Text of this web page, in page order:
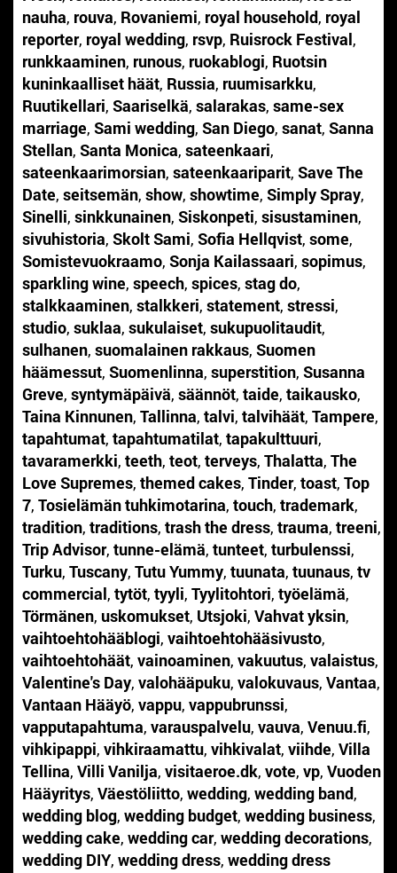
nauha, rouva, Rovaniemi, royal household, royal
reporter, royal wedding, rsvp, Ruisrock Festival,
runkkaaminen, runous, ruokablogi, Ruotsin
kuninkaalliset häät, Russia, ruumisarkku,
Ruutikellari, Saariselkä, salarakas, same-sex
marriage, Sami wedding, San Diego, sanat, Sanna
Stellan, Santa Monica, sateenkaari,
sateenkaarimorsian, sateenkaariparit, Save The
Date, seitsemän, show, showtime, Simply Spray,
Sinelli, sinkkunainen, Siskonpeti, sisustaminen,
sivuhistoria, Skolt Sami, Sofia Hellqvist, some,
Somistevuokraamo, Sonja Kailassaari, sopimus,
sparkling wine, speech, spices, stag do,
stalkkaaminen, stalkkeri, statement, stressi,
studio, suklaa, sukulaiset, sukupuolitaudit,
sulhanen, suomalainen rakkaus, Suomen
häämessut, Suomenlinna, superstition, Susanna
Greve, syntymäpäivä, säännöt, taide, taikausko,
Taina Kinnunen, Tallinna, talvi, talvihäät, Tampere,
tapahtumat, tapahtumatilat, tapakulttuuri,
tavaramerkki, teeth, teot, terveys, Thalatta, The
Love Supremes, themed cakes, Tinder, toast, Top
7, Tosielämän tuhkimotarina, touch, trademark,
tradition, traditions, trash the dress, trauma, treeni,
Trip Advisor, tunne-elämä, tunteet, turbulenssi,
Turku, Tuscany, Tutu Yummy, tuunata, tuunaus, tv
commercial, tytöt, tyyli, Tyylitohtori, työelämä,
Törmänen, uskomukset, Utsjoki, Vahvat yksin,
vaihtoehtohääblogi, vaihtoehtohääsivusto,
vaihtoehtohäät, vainoaminen, vakuutus, valaistus,
Valentine's Day, valohääpuku, valokuvaus, Vantaa,
Vantaan Hääyö, vappu, vappubrunssi,
vapputapahtuma, varauspalvelu, vauva, Venuu.fi,
vihkipappi, vihkiraamattu, vihkivalat, viihde, Villa
Tellina, Villi Vanilja, visitaeroe.dk, vote, vp, Vuoden
Hääyritys, Väestöliitto, wedding, wedding band,
wedding blog, wedding budget, wedding business,
wedding cake, wedding car, wedding decorations,
wedding DIY, wedding dress, wedding dress